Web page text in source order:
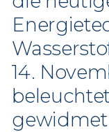
14.